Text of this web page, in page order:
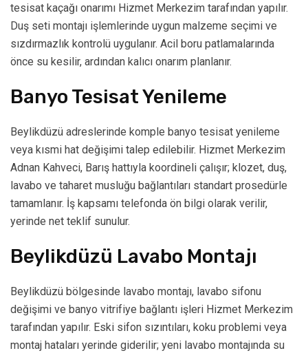
tesisat kaçağı onarımı Hizmet Merkezim tarafından yapılır.
Duş seti montajı işlemlerinde uygun malzeme seçimi ve
sızdırmazlık kontrolü uygulanır. Acil boru patlamalarında
önce su kesilir, ardından kalıcı onarım planlanır.
Banyo Tesisat Yenileme
Beylikdüzü adreslerinde komple banyo tesisat yenileme
veya kısmi hat değişimi talep edilebilir. Hizmet Merkezim
Adnan Kahveci, Barış hattıyla koordineli çalışır; klozet, duş,
lavabo ve taharet musluğu bağlantıları standart prosedürle
tamamlanır. İş kapsamı telefonda ön bilgi olarak verilir,
yerinde net teklif sunulur.
Beylikdüzü Lavabo Montajı
Beylikdüzü bölgesinde lavabo montajı, lavabo sifonu
değişimi ve banyo vitrifiye bağlantı işleri Hizmet Merkezim
tarafından yapılır. Eski sifon sızıntıları, koku problemi veya
montaj hataları yerinde giderilir; yeni lavabo montajında su